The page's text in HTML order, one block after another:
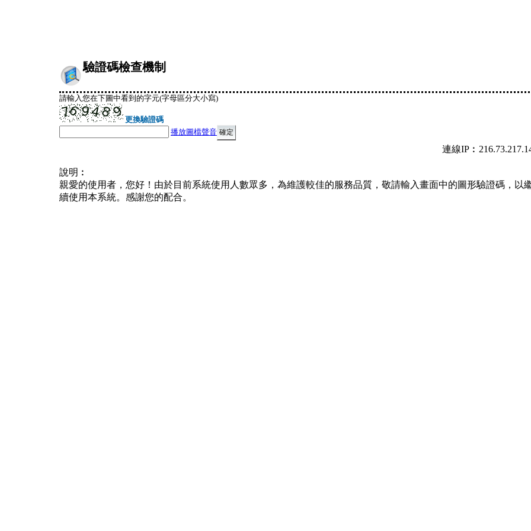
驗證碼檢查機制
請輸入您在下圖中看到的字元(字母區分大小寫)
更換驗證碼
播放圖檔聲音
連線
說明︰
親愛的使用者，您好！由於目前系統使用人數眾多，為維護較佳的服務品質，敬請輸入畫面中的圖形驗證碼，以
續使用本系統。感謝您的配合。